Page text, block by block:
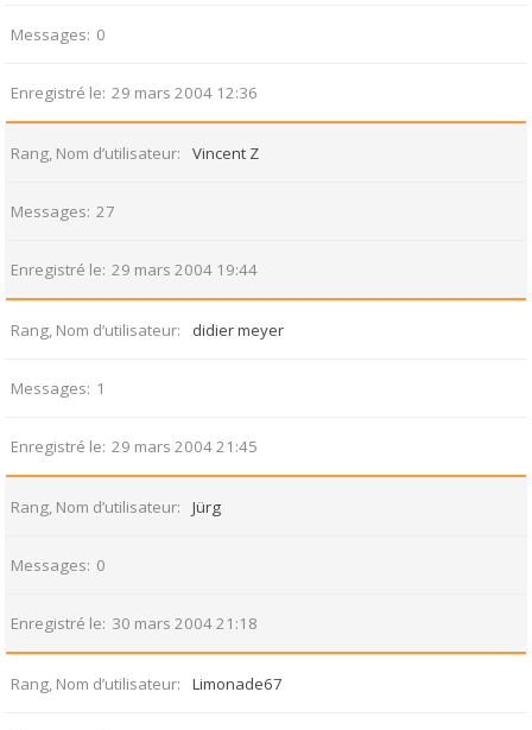
Messages 0
Enregistré le 29 mars 2004 12:36
Rang, Nom d’utilisateur Vincent Z
Messages 27
Enregistré le 29 mars 2004 19:44
Rang, Nom d’utilisateur didier meyer
Messages 1
Enregistré le 29 mars 2004 21:45
Rang, Nom d’utilisateur Jürg
Messages 0
Enregistré le 30 mars 2004 21:18
Rang, Nom d’utilisateur Limonade67